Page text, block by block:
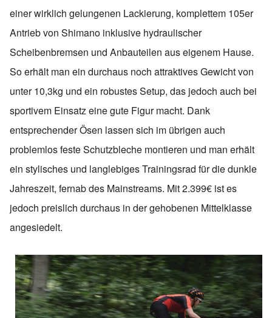
einer wirklich gelungenen Lackierung, komplettem 105er
Antrieb von Shimano inklusive hydraulischer
Scheibenbremsen und Anbauteilen aus eigenem Hause.
So erhält man ein durchaus noch attraktives Gewicht von
unter 10,3kg und ein robustes Setup, das jedoch auch bei
sportivem Einsatz eine gute Figur macht. Dank
entsprechender Ösen lassen sich im übrigen auch
problemlos feste Schutzbleche montieren und man erhält
ein stylisches und langlebiges Trainingsrad für die dunkle
Jahreszeit, fernab des Mainstreams. Mit 2.399€ ist es
jedoch preislich durchaus in der gehobenen Mittelklasse
angesiedelt.